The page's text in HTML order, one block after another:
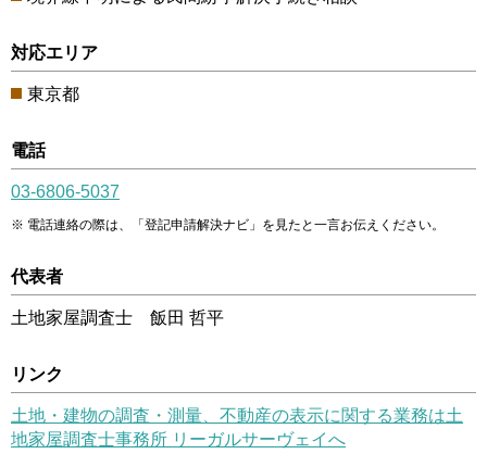
対応エリア
東京都
電話
03-6806-5037
電話連絡の際は、「登記申請解決ナビ」を見たと一言お伝えください。
代表者
土地家屋調査士 飯田 哲平
リンク
土地・建物の調査・測量、不動産の表示に関する業務は土
地家屋調査士事務所 リーガルサーヴェイへ